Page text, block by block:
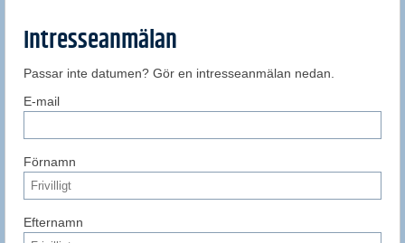
Intresseanmälan
Passar inte datumen? Gör en intresseanmälan nedan.
E-mail
Förnamn
Efternamn